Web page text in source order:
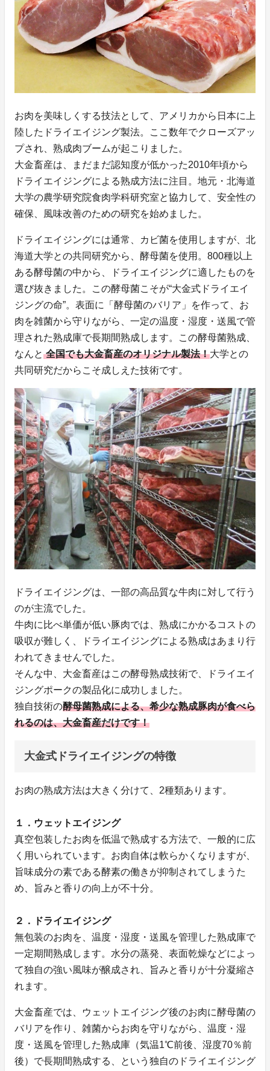
お肉を美味しくする技法として、アメリカから日本に上
陸したドライエイジング製法。ここ数年でクローズアッ
プされ、熟成肉ブームが起こりました。
大金畜産は、まだまだ認知度が低かった2010年頃から
ドライエイジングによる熟成方法に注目。地元・北海道
大学の農学研究院食肉学科研究室と協力して、安全性の
確保、風味改善のための研究を始めました。
ドライエイジングには通常、カビ菌を使用しますが、北
海道大学との共同研究から、酵母菌を使用。800種以上
ある酵母菌の中から、ドライエイジングに適したものを
選び抜きました。この酵母菌こそが“大金式ドライエイ
ジングの命”。表面に「酵母菌のバリア」を作って、お
肉を雑菌から守りながら、一定の温度・湿度・送風で管
理された熟成庫で長期間熟成します。この酵母菌熟成、
なんと 全国でも大金畜産のオリジナル製法！大学との
共同研究だからこそ成しえた技術です。
ドライエイジングは、一部の高品質な牛肉に対して行う
のが主流でした。
牛肉に比べ単価が低い豚肉では、熟成にかかるコストの
吸収が難しく、ドライエイジングによる熟成はあまり行
われてきませんでした。
そんな中、大金畜産はこの酵母熟成技術で、ドライエイ
ジングポークの製品化に成功しました。
独自技術の酵母菌熟成による、希少な熟成豚肉が食べら
れるのは、大金畜産だけです！
大金式ドライエイジングの特徴
お肉の熟成方法は大きく分けて、2種類あります。
１．ウェットエイジング
真空包装したお肉を低温で熟成する方法で、一般的に広
く用いられています。お肉自体は軟らかくなりますが、
旨味成分の素である酵素の働きが抑制されてしまうた
め、旨みと香りの向上が不十分。
２．ドライエイジング
無包装のお肉を、温度・湿度・送風を管理した熟成庫で
一定期間熟成します。水分の蒸発、表面乾燥などによっ
て独自の強い風味が醸成され、旨みと香りが十分凝縮さ
れます。
大金畜産では、ウェットエイジング後のお肉に酵母菌の
バリアを作り、雑菌からお肉を守りながら、温度・湿
度・送風を管理した熟成庫（気温1℃前後、湿度70％前
後）で長期間熟成する、という独自のドライエイジング